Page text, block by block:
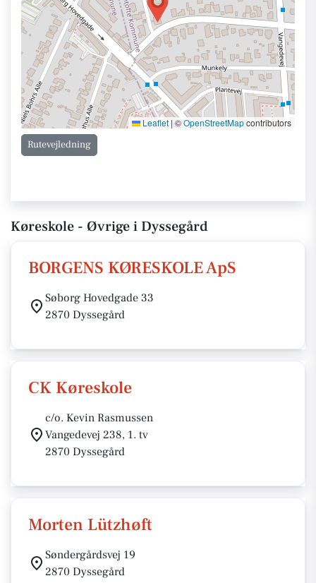
Leaflet |©OpenStreetMapcontributors
Rutevejledning
Køreskole - Øvrige i Dyssegård
BORGENS KØRESKOLE ApS
Søborg Hovedgade 33
2870 Dyssegård
CK Køreskole
c/o. Kevin Rasmussen
Vangedevej 238, 1. tv
2870 Dyssegård
Morten Lützhøft
Søndergårdsvej 19
2870 Dyssegård